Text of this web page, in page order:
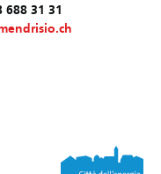
688 31 31